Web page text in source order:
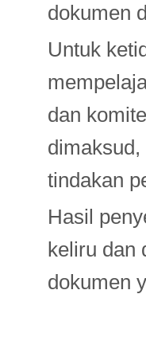
dokumen
Untuk
dan
tindakan
Hasil
keliru dan
dokumen